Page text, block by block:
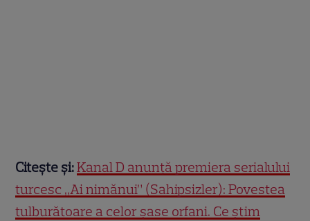
Citește și:Kanal D anunță premiera serialului
turcesc „Ai nimănui” (Sahipsizler): Povestea
tulburătoare a celor șase orfani. Ce știm